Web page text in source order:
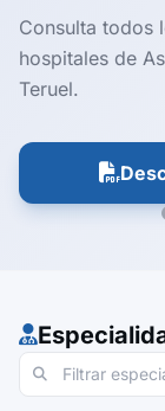
Consulta todos
hospitales de
Teruel.